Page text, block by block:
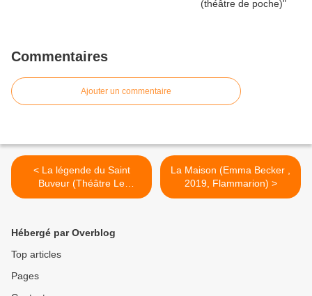
Commentaires
Ajouter un commentaire
< La légende du Saint
Buveur (Théâtre Le
Lucernaire, Paris 2022)
La Maison (Emma Becker ,
2019, Flammarion) >
Hébergé par Overblog
Top articles
Pages